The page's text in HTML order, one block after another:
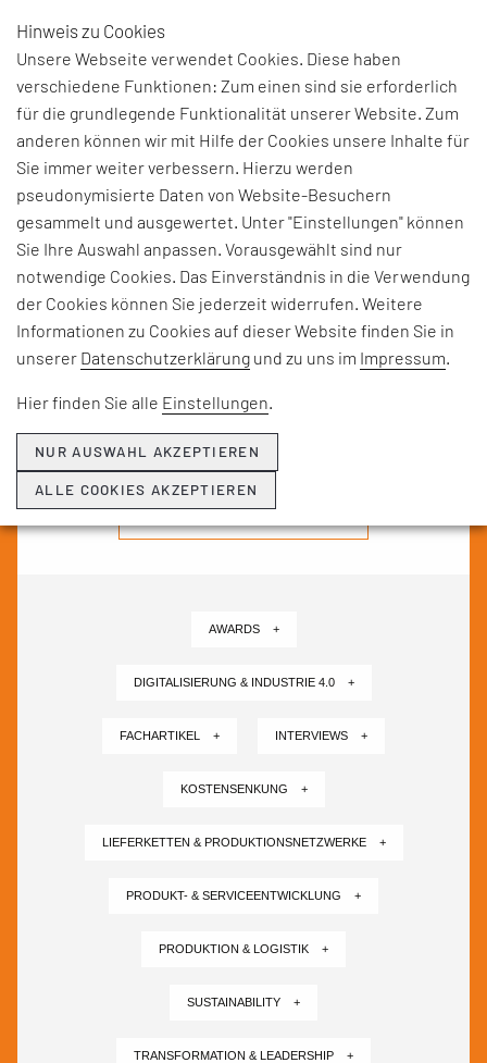
THEMEN & NEWS
Beiträge und Interviews zu aktuellen Fach-, Technologie-
und Branchenherausforderungen, Informationen zu
unseren Beratungsangeboten, Seminaren und Events
sowie Unternehmensthemen:
Hier erfahren Sie, was EFESO bewegt.
AWARDS +
DIGITALISIERUNG & INDUSTRIE 4.0 +
FACHARTIKEL + INTERVIEWS +
KOSTENSENKUNG +
LIEFERKETTEN & PRODUKTIONSNETZWERKE +
PRODUKT- & SERVICEENTWICKLUNG +
PRODUKTION & LOGISTIK +
SUSTAINABILITY +
TRANSFORMATION & LEADERSHIP +
Hinweis zu Cookies
Unsere Webseite verwendet Cookies. Diese haben
verschiedene Funktionen: Zum einen sind sie erforderlich
für die grundlegende Funktionalität unserer Website. Zum
anderen können wir mit Hilfe der Cookies unsere Inhalte für
Sie immer weiter verbessern. Hierzu werden
pseudonymisierte Daten von Website-Besuchern
gesammelt und ausgewertet. Unter "Einstellungen" können
Sie Ihre Auswahl anpassen. Vorausgewählt sind nur
notwendige Cookies. Das Einverständnis in die Verwendung
der Cookies können Sie jederzeit widerrufen. Weitere
Informationen zu Cookies auf dieser Website finden Sie in
unserer Datenschutzerklärung und zu uns im Impressum.
Hier finden Sie alle Einstellungen.
NUR AUSWAHL AKZEPTIEREN
ALLE COOKIES AKZEPTIEREN